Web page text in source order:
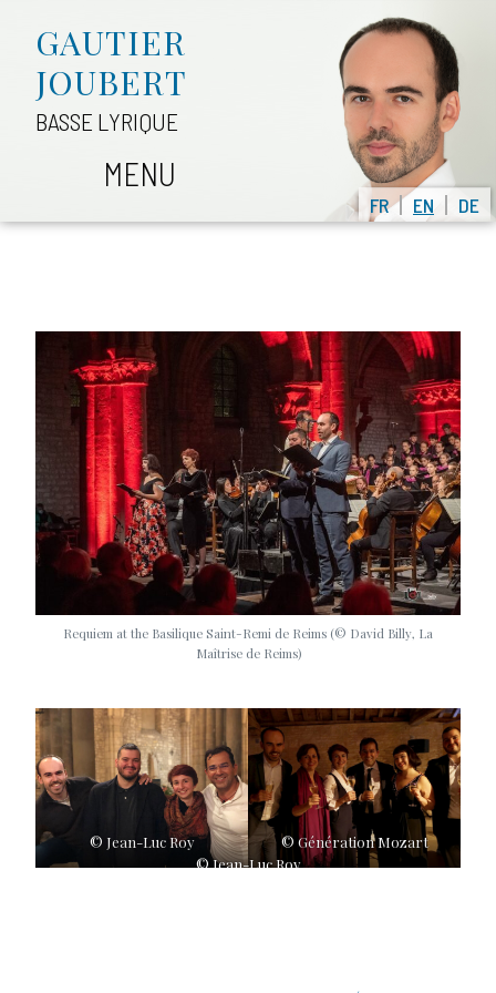
FR EN DE
GAUTIER
JOUBERT
BASSE LYRIQUE
MENU
Requiem at the Basilique Saint-Remi de Reims (© David Billy, La
Maîtrise de Reims)
© Jean-Luc Roy
© Génération Mozart
© Jean-Luc Roy